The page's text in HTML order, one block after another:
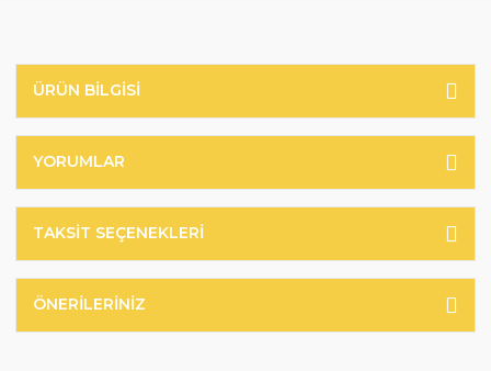
ÜRÜN BILGISI
YORUMLAR
TAKSIT SEÇENEKLERI
ÖNERILERINIZ